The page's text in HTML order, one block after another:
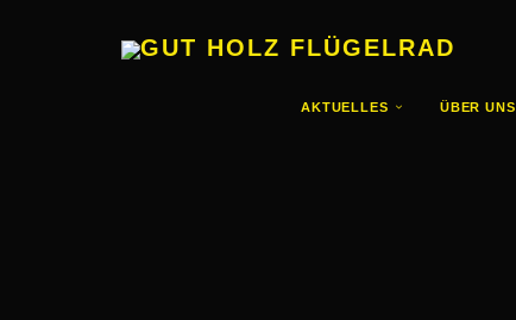
GUT HOLZ FLÜGELRAD
AKTUELLES ÜBER UNS